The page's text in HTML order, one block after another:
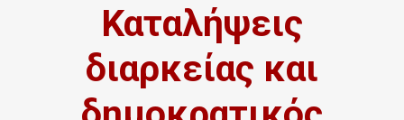
Καταλήψεις
διαρκείας και